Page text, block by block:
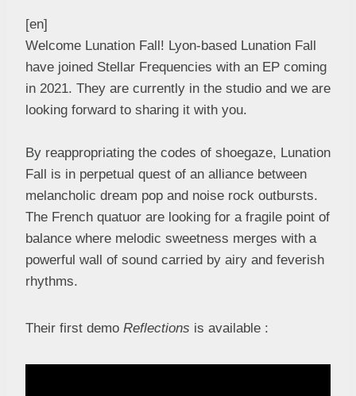
[en]
Welcome Lunation Fall! Lyon-based Lunation Fall
have joined Stellar Frequencies with an EP coming
in 2021. They are currently in the studio and we are
looking forward to sharing it with you.
By reappropriating the codes of shoegaze, Lunation
Fall is in perpetual quest of an alliance between
melancholic dream pop and noise rock outbursts.
The French quatuor are looking for a fragile point of
balance where melodic sweetness merges with a
powerful wall of sound carried by airy and feverish
rhythms.
Their first demo Reflections is available :